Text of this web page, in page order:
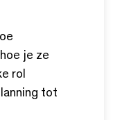
je ze
rol
tot